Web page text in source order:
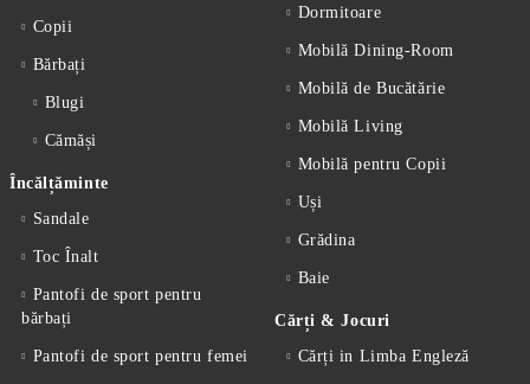
Copii
Bărbați
Blugi
Cămăși
Încălțăminte
Sandale
Toc Înalt
Pantofi de sport pentru
bărbați
Pantofi de sport pentru femei
Dormitoare
Mobilă Dining-Room
Mobilă de Bucătărie
Mobilă Living
Mobilă pentru Copii
Uși
Grădina
Baie
Cărți & Jocuri
Cărți in Limba Engleză